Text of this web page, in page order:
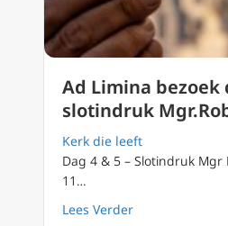
Ad Limina bezoek
slotindruk
Kerk die leeft
Dag 4 & 5 – Slotindruk
11…
Lees Verderabout Ad